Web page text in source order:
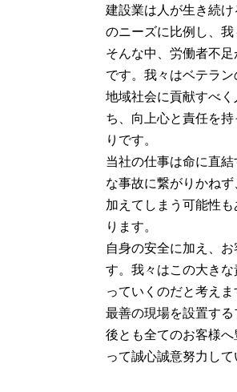
建設業は人が生き続
のニーズに比例し、我
そんな中、労働者不
です。我々はベテラ
地域社会に貢献すべ
ち、向上心と責任を
りです。
当社の仕事は命に直
な事故に繋がりかね
加えてしまう可能性
ります。
自身の安全に加え、
す。我々はこの大き
っていくのだと考えま
最善の現場を設置す
後とも全てのお客様
って誠心誠意努力して